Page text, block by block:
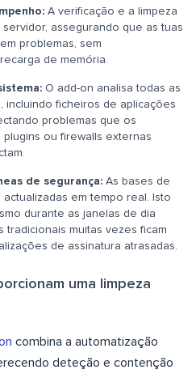
A verificação e a limpeza
assegurando que as tuas
problemas, sem
de memória.
O add-on analisa todas as
incluindo ficheiros de aplicações
problemas que os
ou firewalls externas
de segurança: As bases de
em tempo real. Isto
durante as janelas de dia
tradicionais muitas vezes ficam
de assinatura atrasadas.
uma limpeza
combina a automatização
deteção e contenção